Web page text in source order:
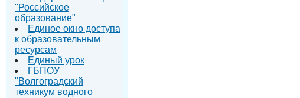
"Российское
образование"
Единое окно доступа
к образовательным
ресурсам
Единый урок
ГБПОУ
"Волгоградский
техникум водного